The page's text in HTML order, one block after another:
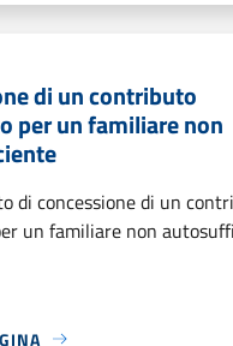
di un contributo
per un familiare non
di concessione di un
un familiare non